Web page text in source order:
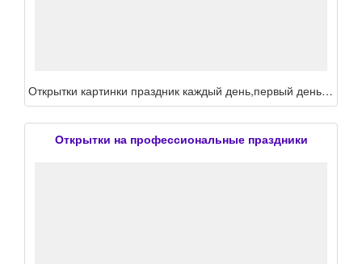
Открытки картинки праздник каждый день,первый день зимы,первый день лета,первый день весны,первый день осени,день счастья,хэллоуин,день семьи,день друзей,день дружбы,день поцелуя,день спасибо,день матери,день шоколада,день мороженного,день объятий,день чая
Открытки на профессиональные праздники